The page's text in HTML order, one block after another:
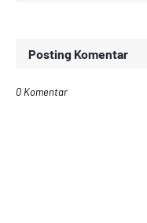
Posting Komentar
0 Komentar